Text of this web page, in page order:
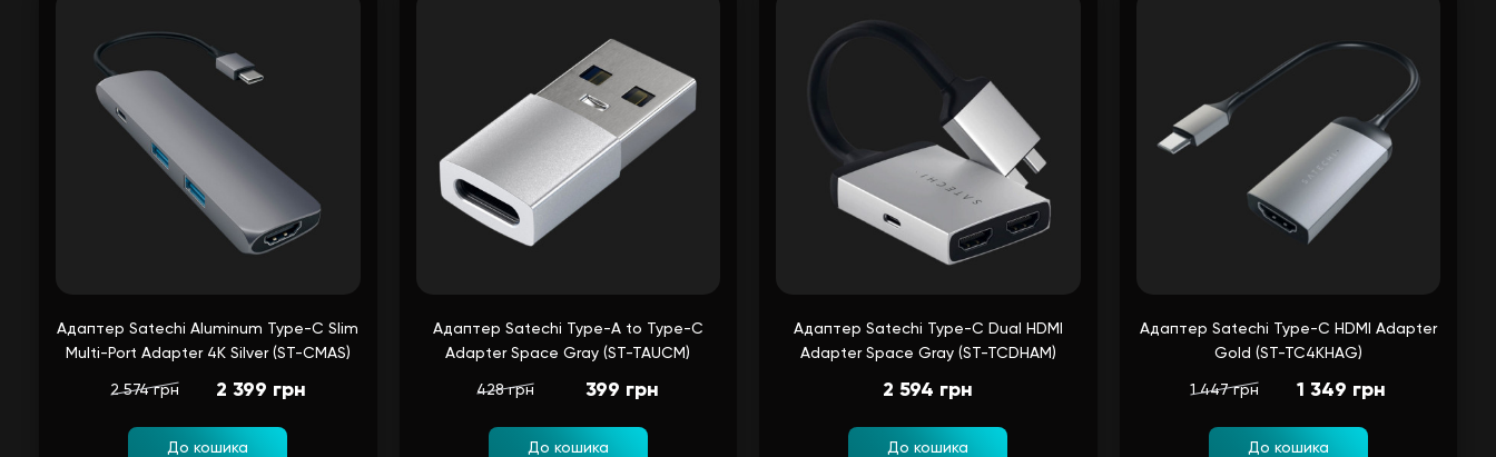
Адаптер Satechi Aluminum Type-C Slim
Multi-Port Adapter 4K Silver (ST-CMAS)
2 574 грн 2 399 грн
До кошика
Адаптер Satechi Type-A to Type-C
Adapter Space Gray (ST-TAUCM)
428 грн 399 грн
До кошика
Адаптер Satechi Type-C Dual HDMI
Adapter Space Gray (ST-TCDHAM)
2 594 грн
До кошика
Адаптер Satechi Type-C HDMI Adapter
Gold (ST-TC4KHAG)
1 447 грн 1 349 грн
До кошика